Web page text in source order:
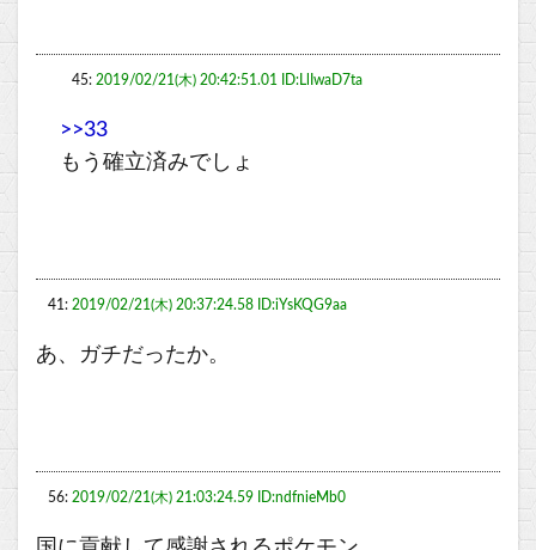
45: 2019/02/21(木) 20:42:51.01 ID:LlIwaD7ta
>>33
もう確立済みでしょ
41: 2019/02/21(木) 20:37:24.58 ID:iYsKQG9aa
あ、ガチだったか。
56: 2019/02/21(木) 21:03:24.59 ID:ndfnieMb0